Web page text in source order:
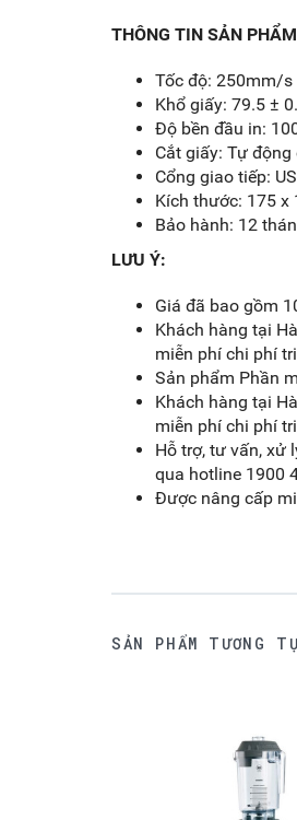
THÔNG TIN SẢN PHẨM
Tốc độ: 250mm/s
Khổ giấy: 79.5 ±
Độ bền đầu in:
Cắt giấy: Tự
Cổng giao tiếp:
Kích thước: 175 x
Bảo hành: 12
LƯU Ý:
Giá đã bao gồm
Khách hàng tại
miễn phí chi phí
Sản phẩm Phần
Khách hàng tại
miễn phí chi phí
Hỗ trợ, tư vấn, xử
qua hotline 1900
Được nâng cấp
SẢN PHẨM TƯƠNG